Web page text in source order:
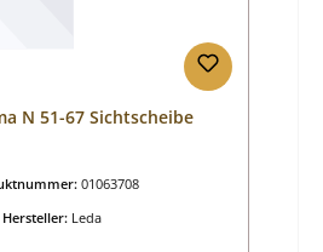
N 51-67 Sichtscheibe
01063708
Hersteller: Leda